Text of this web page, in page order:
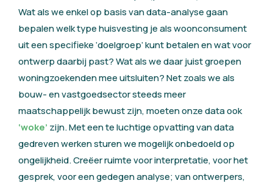
Wat als we enkel op basis van data-analyse gaan
bepalen welk type huisvesting je als woonconsument
uit een specifieke ‘doelgroep’ kunt betalen en wat voor
ontwerp daarbij past? Wat als we daar juist groepen
woningzoekenden mee uitsluiten? Net zoals we als
bouw- en vastgoedsector steeds meer
maatschappelijk bewust zijn, moeten onze data ook
‘woke’ zijn. Met een te luchtige opvatting van data
gedreven werken sturen we mogelijk onbedoeld op
ongelijkheid. Creëer ruimte voor interpretatie, voor het
gesprek, voor een gedegen analyse; van ontwerpers,